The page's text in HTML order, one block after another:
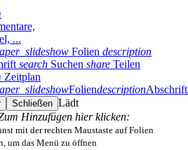
...
Folien description
search Suchen share Teilen
Zeitplan
FoliendescriptionAbschrift
Schließen Lädt
Hinzufügen hier klicken:
mit der rechten Maustaste auf Folien
um das Menü zu öffnen